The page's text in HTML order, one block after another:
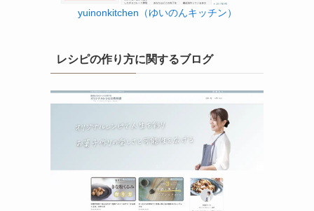
yuinonkitchen（ゆいのんキッチン）
レシピの作り方に関するブログ